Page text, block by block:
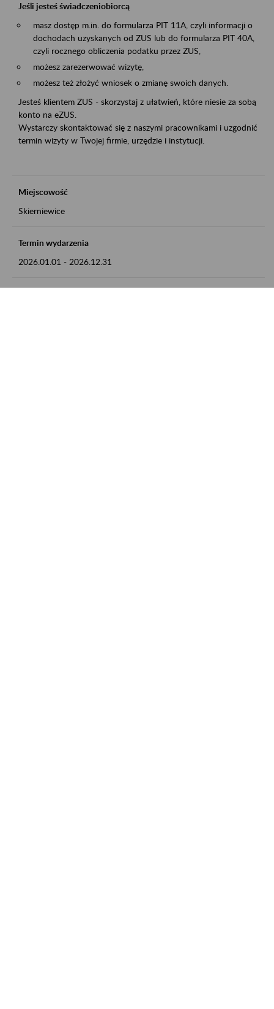
Jeśli jesteś świadczeniobiorcą
masz dostęp m.in. do formularza PIT 11A, czyli informacji o
dochodach uzyskanych od ZUS lub do formularza PIT 40A,
czyli rocznego obliczenia podatku przez ZUS,
możesz zarezerwować wizytę,
możesz też złożyć wniosek o zmianę swoich danych.
Jesteś klientem ZUS - skorzystaj z ułatwień, które niesie za sobą
konto na eZUS.
Wystarczy skontaktować się z naszymi pracownikami i uzgodnić
termin wizyty w Twojej firmie, urzędzie i instytucji.
Miejscowość
Skierniewice
Termin wydarzenia
2026.01.01 - 2026.12.31